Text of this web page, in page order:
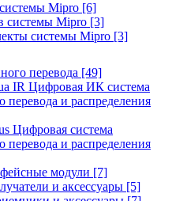
Mipro [6]
системы Mipro [3]
системы Mipro [3]
перевода [49]
IR Цифровая ИК система
перевода и распределения
Цифровая система
перевода и распределения
модули [7]
и аксессуары [5]